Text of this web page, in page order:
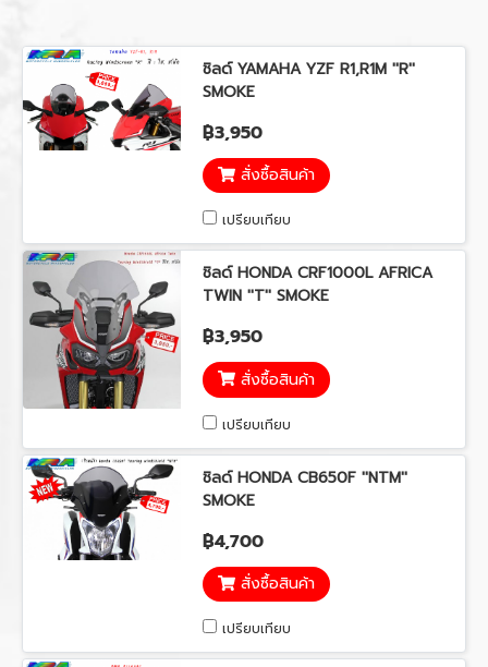
ชิลด์ YAMAHA YZF R1,R1M ''R''
SMOKE
฿3,950
สั่งซื้อสินค้า
เปรียบเทียบ
ชิลด์ HONDA CRF1000L AFRICA
TWIN ''T'' SMOKE
฿3,950
สั่งซื้อสินค้า
เปรียบเทียบ
ชิลด์ HONDA CB650F ''NTM''
SMOKE
฿4,700
สั่งซื้อสินค้า
เปรียบเทียบ